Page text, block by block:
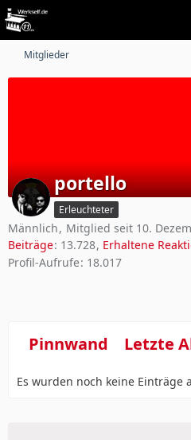
Mitglieder
portello
Erleuchteter
Männlich
Mitglied seit 10.
Beiträge 13.728 Erhaltene
Profil-Aufrufe 18.017
Pinnwand Letzte
Es wurden noch keine Einträge